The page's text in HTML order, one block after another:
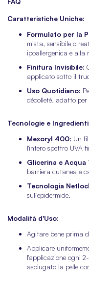
Caratteristiche Uniche:
Formulato per la
mista, sensibile o
ipoallergenica e alla
Finitura Invisibile:
applicato sotto il
Uso Quotidiano:
décolleté, adatto
Tecnologie e
Mexoryl 400: Un
l'intero spettro UVA
Glicerina e Acqua
barriera cutanea e
Tecnologia
sull'epidermide.
Modalità d'Uso:
Agitare bene prima
Applicare
l'applicazione ogni
asciugato la pelle